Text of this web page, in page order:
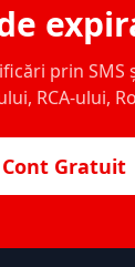
prin SMS
RCA-ului,
Cont Gratuit